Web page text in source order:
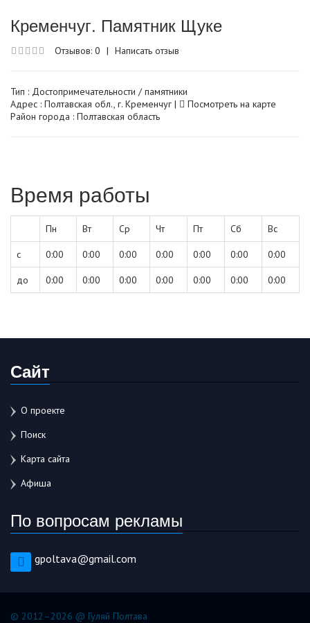
Кременчуг. Памятник Щуке
Отзывов: 0 | Написать отзыв
Тип : Достопримечательности / памятники
Адрес : Полтавская обл., г. Кременчуг |
Посмотреть на карте
Район города : Полтавская область
Время работы
Пн Вт Ср Чт Пт Сб Вс
с 0:00 0:00 0:00 0:00 0:00 0:00 0:00
до 0:00 0:00 0:00 0:00 0:00 0:00 0:00
Сайт
О проекте
Поиск
Карта сайта
Афиша
По вопросам рекламы
gpoltava@gmail.com
© 2012–2026 @ Гуляй Полтава